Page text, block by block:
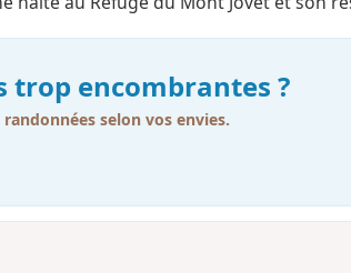
trop encombrantes ?
selon vos envies.